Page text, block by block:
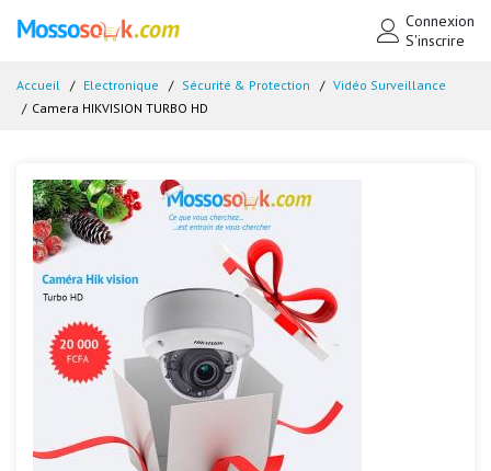
Connexion
S'inscrire
Accueil Electronique Sécurité & Protection
Vidéo Surveillance
Camera HIKVISION TURBO HD